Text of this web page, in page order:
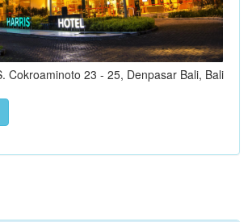
Cokroaminoto 23 - 25, Denpasar Bali, Bali